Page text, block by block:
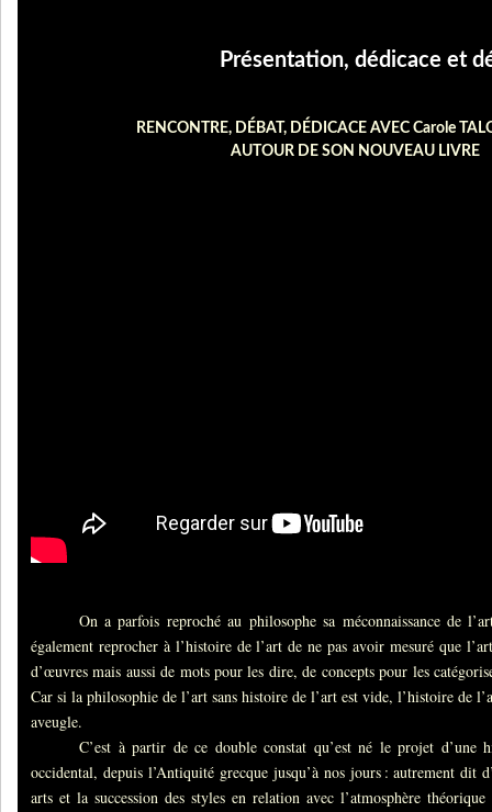
Présentation, dédicace et
RENCONTRE, DÉBAT, DÉDICACE AVEC Carole
AUTOUR DE SON NOUVEAU LIVRE
On a parfois reproché au philosophe sa méconnaissance de
également reprocher à l’histoire de l’art de ne pas avoir mesuré que
d’œuvres mais aussi de mots pour les dire, de concepts pour les
Car si la philosophie de l’art sans histoire de l’art est vide, l’histoire de
aveugle.
C’est à partir de ce double constat qu’est né le projet d’une
occidental, depuis l’Antiquité grecque jusqu’à nos jours : autrement dit
arts et la succession des styles en relation avec l’atmosphère